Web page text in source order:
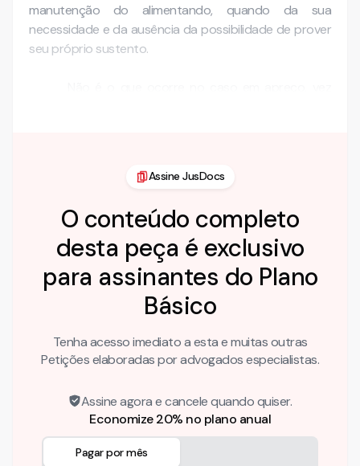
manutenção do alimentando, quando da sua
necessidade e da ausência da possibilidade de prover
seu próprio sustento.
Assine JusDocs
O conteúdo completo
desta peça é exclusivo
para assinantes do Plano
Básico
Tenha acesso imediato a esta e muitas outras
Petições elaboradas por advogados especialistas.
Assine agora e cancele quando quiser.
Economize 20% no plano anual
Pagar por mês